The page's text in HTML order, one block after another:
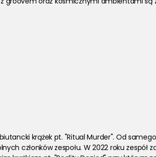
krążek pt. "Ritual Murder". Od
członków zespołu. W 2022 roku zespół